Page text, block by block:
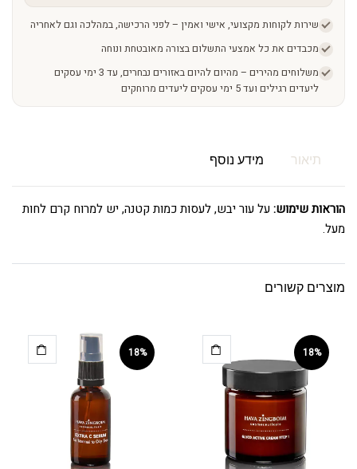
שירות לקוחות מקצועי, אישי ואמין – לפני הרכישה, במהלכה וגם לאחריה
מכבדים את כל אמצעי התשלום בצורה מאובטחת ונוחה
משלוחים מהירים – מהיום להיום באזורים נבחרים, עד 3 ימי עסקים
ליעדים רגילים ועד 5 ימי עסקים ליעדים מרוחקים
תיאור מידע נוסף
הוראות שימוש:על עור יבש, לעסות כמות קטנה, יש למרוח קרם לחות
מעל.
מוצרים קשורים
18%
18%